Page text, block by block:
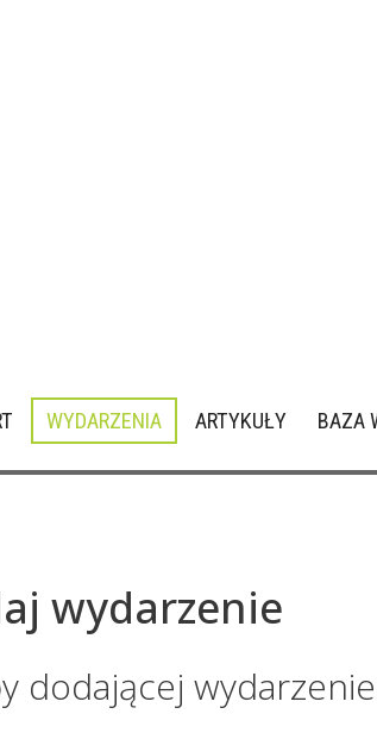
WYDARZENIA ARTYKUŁY BAZA
wydarzenie
dodającej wydarzenie